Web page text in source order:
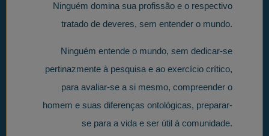
Ninguém domina sua profissão e o respectivo
tratado de deveres, sem entender o mundo.
Ninguém entende o mundo, sem dedicar-se
pertinazmente à pesquisa e ao exercício crítico,
para avaliar-se a si mesmo, compreender o
homem e suas diferenças ontológicas, preparar-
se para a vida e ser útil à comunidade.